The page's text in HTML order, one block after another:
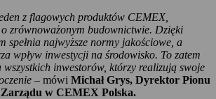
z flagowych produktów CEMEX,
zrównoważonym budownictwie. Dzięki
spełnia najwyższe normy jakościowe, a
wpływ inwestycji na środowisko. To zatem
inwestorów, którzy realizują swoje
– mówi Michał Grys, Dyrektor Pionu
Zarządu w CEMEX Polska.